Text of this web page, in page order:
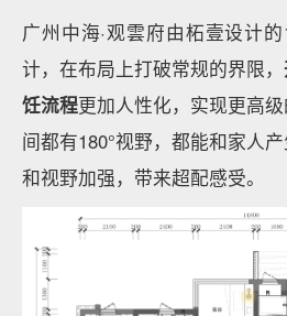
广州中海·观雲府由柘壹设计
计，在布局上打破常规的界限，
饪流程更加人性化，实现更高
间都有180°视野，都能和家人
和视野加强，带来超配感受。